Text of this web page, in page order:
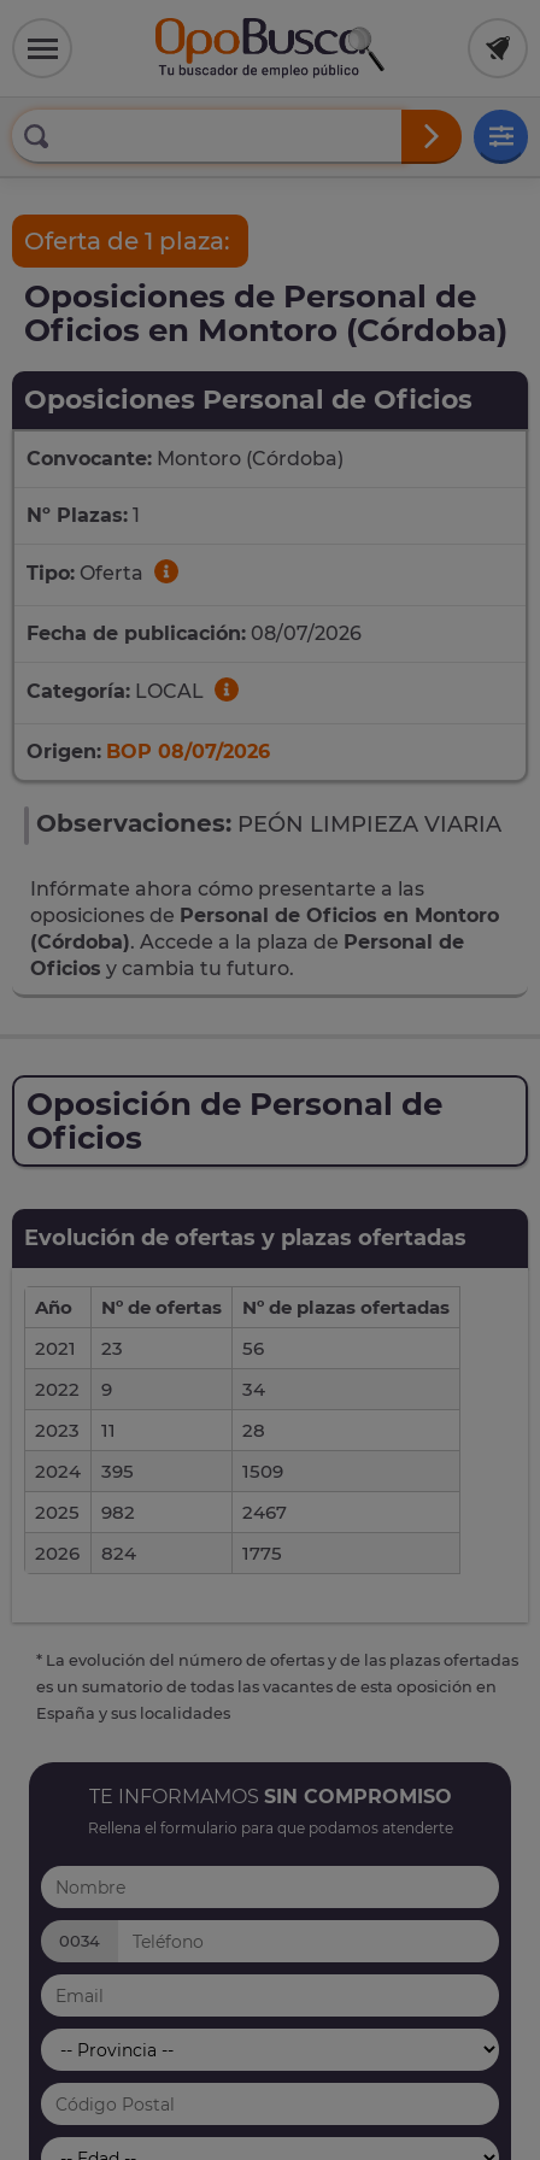
Oferta de 1 plaza:
Oposiciones de Personal de
Oficios en Montoro (Córdoba)
Oposiciones Personal de Oficios
Convocante: Montoro (Córdoba)
Nº Plazas: 1
Tipo: Oferta
Fecha de publicación: 08/07/2026
Categoría: LOCAL
Origen: BOP 08/07/2026
Observaciones: PEÓN LIMPIEZA VIARIA
Infórmate ahora cómo presentarte a las
oposiciones de Personal de Oficios en Montoro
(Córdoba). Accede a la plaza de Personal de
Oficios y cambia tu futuro.
Oposición de Personal de
Oficios
Evolución de ofertas y plazas ofertadas
Año Nº de ofertas
Nº de plazas ofertadas
2021
23
56
2022
9
34
2023
11
28
2024
395
1509
2025
982
2467
2026
824 1775
* La evolución del número de ofertas y de las plazas ofertadas
es un sumatorio de todas las vacantes de esta oposición en
España y sus localidades
TE INFORMAMOS SIN COMPROMISO
Rellena el formulario para que podamos atenderte
0034